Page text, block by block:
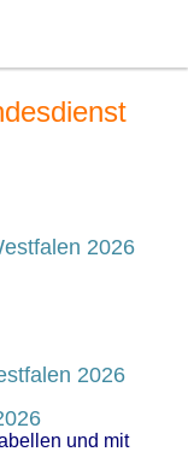
2026
2026
und mit